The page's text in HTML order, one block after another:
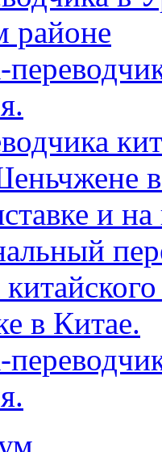
районе
и
в Китае.